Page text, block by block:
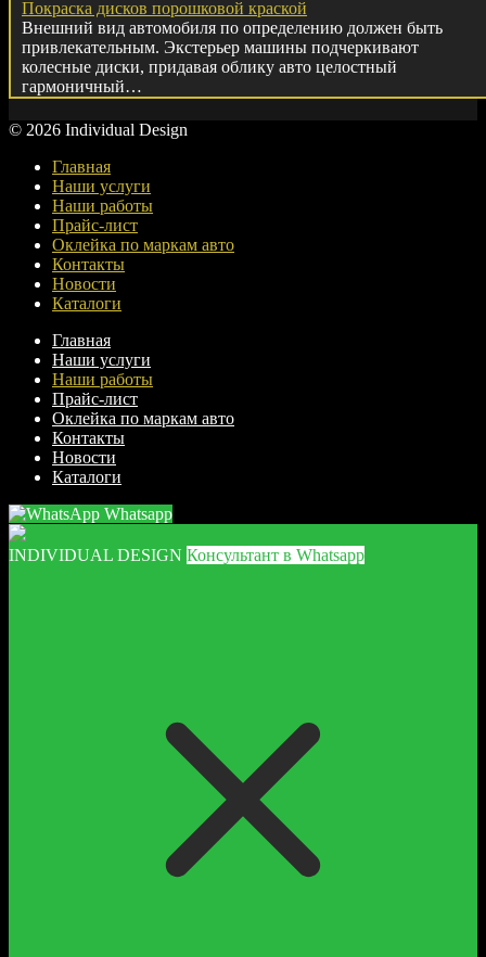
Покраска дисков порошковой краской
Внешний вид автомобиля по определению должен быть
привлекательным. Экстерьер машины подчеркивают
колесные диски, придавая облику авто целостный
гармоничный…
© 2026 Individual Design
Главная
Наши услуги
Наши работы
Прайс-лист
Оклейка по маркам авто
Контакты
Новости
Каталоги
Главная
Наши услуги
Наши работы
Прайс-лист
Оклейка по маркам авто
Контакты
Новости
Каталоги
Whatsapp
INDIVIDUAL DESIGN Консультант в Whatsapp